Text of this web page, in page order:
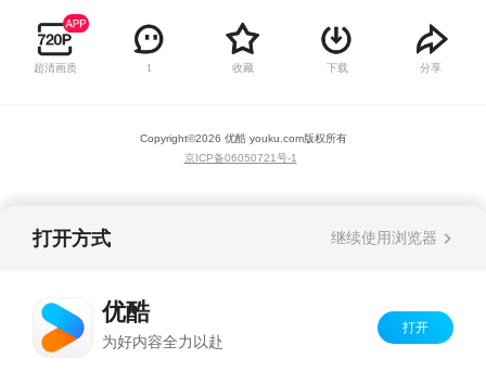
大反派斗智斗勇，克服困难，始终向着一个目标
前进。在故事主角身上，我们可以感受到更多孩
子所特有的天真、浪漫，充分展现了伙伴之间的
超清画质 1 收藏 下载 分享
Copyright©2026 优酷 youku.com版权所有
京ICP备06050721号-1
打开方式 继续使用浏览器
优酷
为好内容全力以赴
打开